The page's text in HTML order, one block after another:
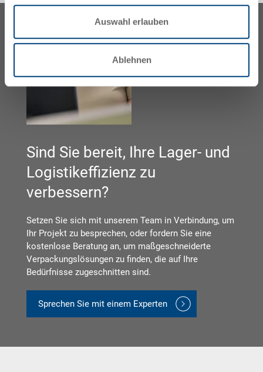
Auswahl erlauben
Ablehnen
Sind Sie bereit, Ihre Lager- und
Logistikeffizienz zu
verbessern?
Setzen Sie sich mit unserem Team in Verbindung, um
Ihr Projekt zu besprechen, oder fordern Sie eine
kostenlose Beratung an, um maßgeschneiderte
Verpackungslösungen zu finden, die auf Ihre
Bedürfnisse zugeschnitten sind.
Sprechen Sie mit einem Experten